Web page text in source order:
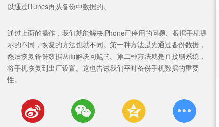
以通过iTunes再从备份中数据的。
通过上面的操作，我们就能解决iPhone已停用的问题。根据手机提
示的不同，恢复的方法也就不同。第一种方法是先通过备份数据，
然后恢复备份数据从而解决问题的。第二种方法就是直接刷系统，
将手机恢复到出厂设置。这也告诫我们平时备份手机数据的重要
性。
   